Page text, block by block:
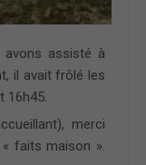
assisté à
il avait frôlé les
16h45.
merci
faits maison ».